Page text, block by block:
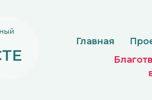
Главная Проекты
вечер